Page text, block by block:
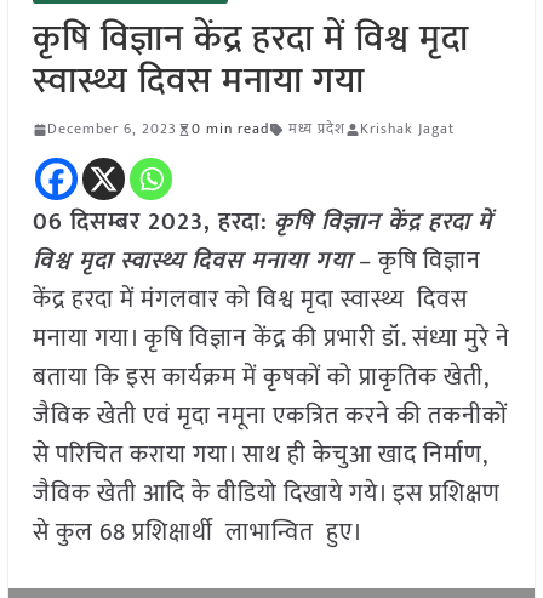
कृषि विज्ञान केंद्र हरदा में विश्व मृदा
स्वास्थ्य दिवस मनाया गया
December 6, 2023 0 min read मध्य प्रदेश Krishak Jagat
06 दिसम्बर 2023,हरदा: कृषि विज्ञान केंद्र हरदा में
विश्व मृदा स्वास्थ्य दिवस मनाया गया– कृषि विज्ञान
केंद्र हरदा में मंगलवार को विश्व मृदा स्वास्थ्य दिवस
मनाया गया। कृषि विज्ञान केंद्र की प्रभारी डॉ. संध्या मुरे ने
बताया कि इस कार्यक्रम में कृषकों को प्राकृतिक खेती,
जैविक खेती एवं मृदा नमूना एकत्रित करने की तकनीकों
से परिचित कराया गया। साथ ही केचुआ खाद निर्माण,
जैविक खेती आदि के वीडियो दिखाये गये। इस प्रशिक्षण
से कुल 68 प्रशिक्षार्थी लाभान्वित हुए।